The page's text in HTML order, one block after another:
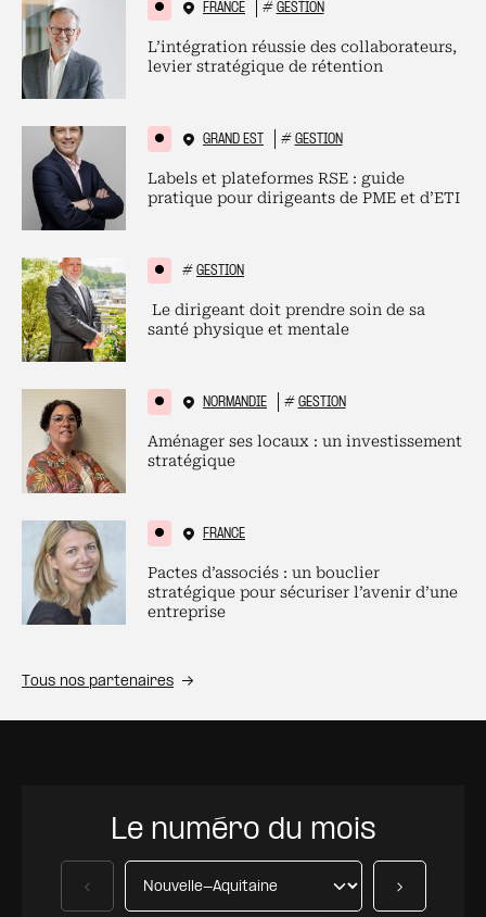
FRANCE # GESTION
L’intégration réussie des collaborateurs,
levier stratégique de rétention
GRAND EST # GESTION
Labels et plateformes RSE : guide
pratique pour dirigeants de PME et d’ETI
# GESTION
Le dirigeant doit prendre soin de sa
santé physique et mentale
NORMANDIE # GESTION
Aménager ses locaux : un investissement
stratégique
FRANCE
Pactes d’associés : un bouclier
stratégique pour sécuriser l’avenir d’une
entreprise
Tous nos partenaires
Le numéro du mois
Précédent Suivant